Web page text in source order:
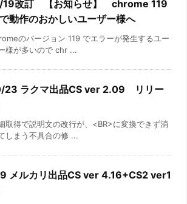
19改訂 【お知らせ】 chrome 119
動作のおかしいユーザー様へ
のバージョン 119 でエラーが発生するユー
様が多いので chr ...
23 ラクマ出品CS ver 2.09 リリー
取得で説明文の改行が、<BR>に変換できず消
しまう不具合の修 ...
メルカリ出品CS ver 4.16+CS2 ver1